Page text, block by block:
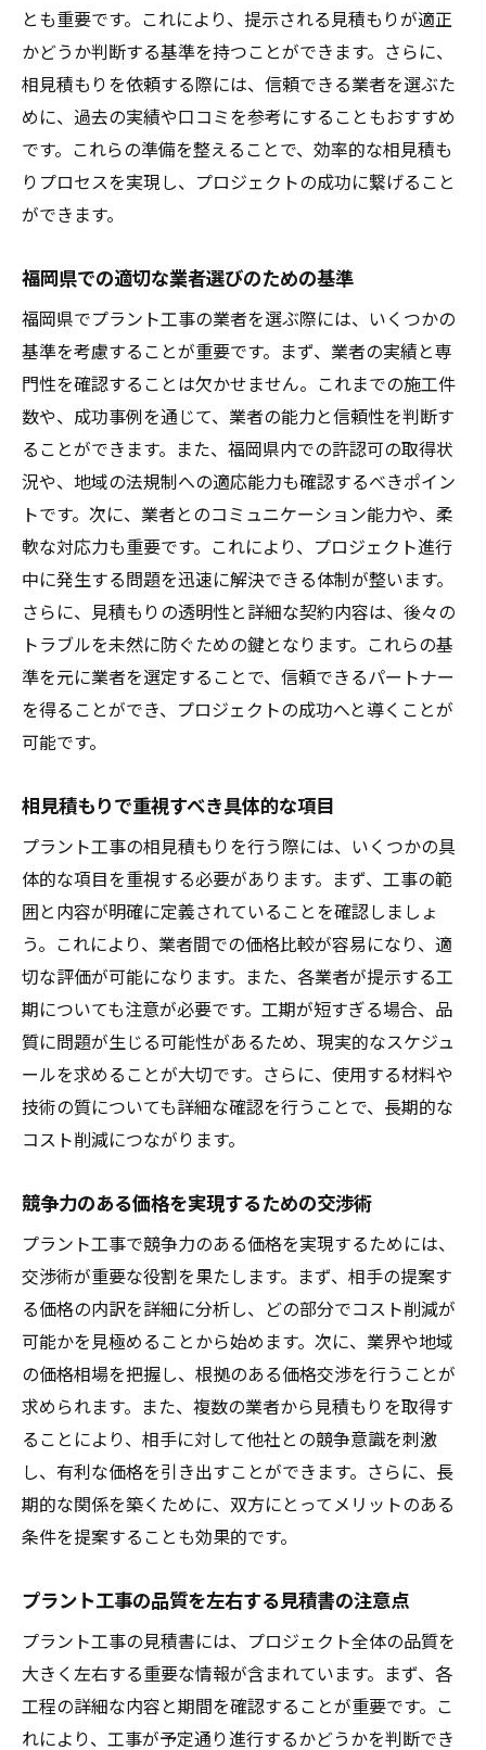
地域コミュニティとの協力によるプロジェ
クト成功
福岡県内の供給業者ネットワークを活用す
る方法
福岡県のプラント工事相見積もりでプロジェク
トの質を高める方法
ベストプラクティスを取り入れた効率的な
施工管理
プロジェクト管理ソフトの活用で工期短縮
品質保証のためのチェックリストの作成
合意形成を促進するコミュニケーション戦
略
アフターサービスを含めたトータルプラン
ニング
実例から学ぶ福岡県内プラント工事の相見積も
り成功事例
成功事例1: 大規模プラント工事でのコスト
削減
成功事例2: 地元業者との連携で工期短縮を
成功事例4: 環境配慮型プラント工事の実現
成功事例5: 規制遵守で予算内に収めたプロ
ジェクト
成功事例6: 福岡県全域での協力体制による
成功
福岡県でのプラント工事相見積もりを効果的に
進めるステップ
初期相談でのポイントと準備事項
プロジェクト開始前の重要なステークホル
ダーの確認
取り方
見積もり比較時の優先順位の付け方
契約締結時の注意事項と交渉ポイント
プラント工事の進捗管理のための体制構築
よくある質問に答える福岡県プラント工事の相
見積もりのポイント
相見積もりのメリットとデメリット
福岡県で信頼できる工事業者の選び方
見積もりに含まれるべき項目とその具体例
相見積もりの際の契約条件の重要性
見積もり評価時の落とし穴とその回避法
コスト削減とスケジュール調整で実現するプラ
ント工事成功の秘訣
資材調達の最適化でコストを削減する方法
とも重要です。これにより、提示される見積もりが適正
かどうか判断する基準を持つことができます。さらに、
相見積もりを依頼する際には、信頼できる業者を選ぶた
めに、過去の実績や口コミを参考にすることもおすすめ
です。これらの準備を整えることで、効率的な相見積も
りプロセスを実現し、プロジェクトの成功に繋げること
ができます。
福岡県での適切な業者選びのための基準
福岡県でプラント工事の業者を選ぶ際には、いくつかの
基準を考慮することが重要です。まず、業者の実績と専
門性を確認することは欠かせません。これまでの施工件
数や、成功事例を通じて、業者の能力と信頼性を判断す
ることができます。また、福岡県内での許認可の取得状
況や、地域の法規制への適応能力も確認するべきポイン
トです。次に、業者とのコミュニケーション能力や、柔
軟な対応力も重要です。これにより、プロジェクト進行
中に発生する問題を迅速に解決できる体制が整います。
さらに、見積もりの透明性と詳細な契約内容は、後々の
トラブルを未然に防ぐための鍵となります。これらの基
準を元に業者を選定することで、信頼できるパートナー
を得ることができ、プロジェクトの成功へと導くことが
可能です。
相見積もりで重視すべき具体的な項目
プラント工事の相見積もりを行う際には、いくつかの具
体的な項目を重視する必要があります。まず、工事の範
囲と内容が明確に定義されていることを確認しましょ
う。これにより、業者間での価格比較が容易になり、適
切な評価が可能になります。また、各業者が提示する工
期についても注意が必要です。工期が短すぎる場合、品
質に問題が生じる可能性があるため、現実的なスケジュ
ールを求めることが大切です。さらに、使用する材料や
技術の質についても詳細な確認を行うことで、長期的な
コスト削減につながります。
競争力のある価格を実現するための交渉術
プラント工事で競争力のある価格を実現するためには、
交渉術が重要な役割を果たします。まず、相手の提案す
る価格の内訳を詳細に分析し、どの部分でコスト削減が
可能かを見極めることから始めます。次に、業界や地域
の価格相場を把握し、根拠のある価格交渉を行うことが
求められます。また、複数の業者から見積もりを取得す
ることにより、相手に対して他社との競争意識を刺激
し、有利な価格を引き出すことができます。さらに、長
期的な関係を築くために、双方にとってメリットのある
条件を提案することも効果的です。
プラント工事の品質を左右する見積書の注意点
プラント工事の見積書には、プロジェクト全体の品質を
大きく左右する重要な情報が含まれています。まず、各
工程の詳細な内容と期間を確認することが重要です。こ
れにより、工事が予定通り進行するかどうかを判断でき